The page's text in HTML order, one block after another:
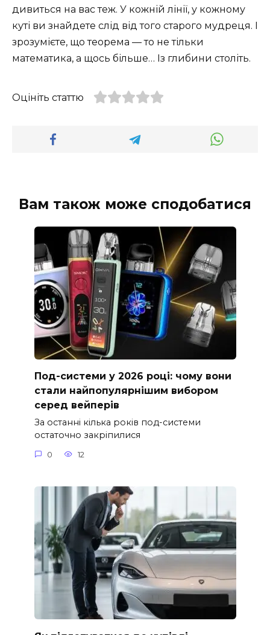
дивиться на вас теж. У кожній лінії, у кожному
куті ви знайдете слід від того старого мудреця. І
зрозумієте, що теорема — то не тільки
математика, а щось більше… Із глибини століть.
Оцініть статтю
Вам також може сподобатися
Под-системи у 2026 році: чому вони
стали найпопулярнішим вибором
серед вейперів
За останні кілька років под-системи
остаточно закріпилися
0 12